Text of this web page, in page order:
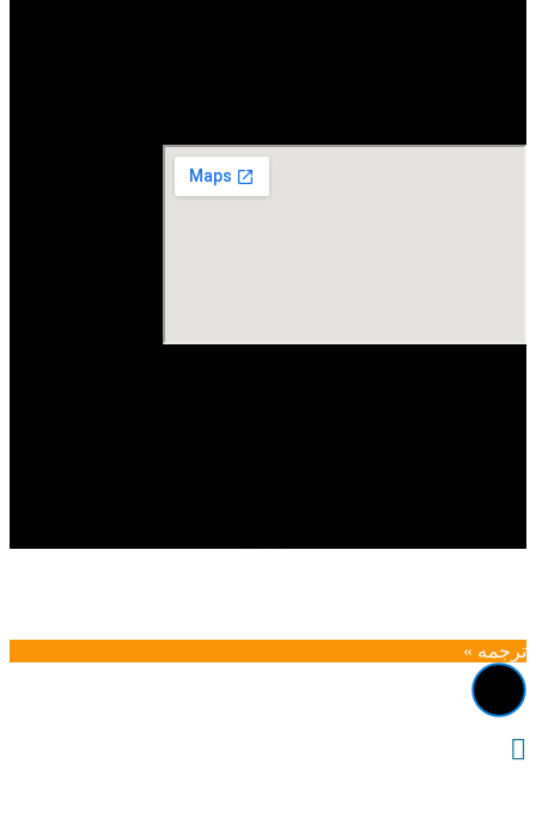
ترجمه »